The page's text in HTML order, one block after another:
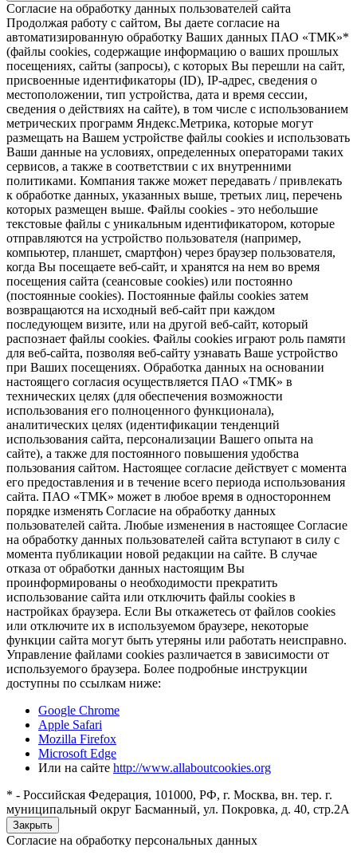
Согласие на обработку данных пользователей сайта
Продолжая работу с сайтом, Вы даете согласие на
автоматизированную обработку Ваших данных ПАО «ТМК»*
(файлы cookies, содержащие информацию о ваших прошлых
посещениях, сайты (запросы), с которых Вы перешли на сайт,
присвоенные идентификаторы (ID), IP-адрес, сведения о
местоположении, тип устройства, дата и время сессии,
сведения о действиях на сайте), в том числе с использованием
метрических программ Яндекс.Метрика, которые могут
размещать на Вашем устройстве файлы cookies и использовать
Ваши данные на условиях, определенных операторами таких
сервисов, а также в соответствии с их внутренними
политиками. Компания также может передавать / привлекать
к обработке данных, указанных выше, третьих лиц, перечень
которых размещен выше. Файлы cookies - это небольшие
текстовые файлы с уникальным идентификатором, которые
отправляются на устройство пользователя (например,
компьютер, планшет, смартфон) через браузер пользователя,
когда Вы посещаете веб-сайт, и хранятся на нем во время
посещения сайта (сеансовые cookies) или постоянно
(постоянные cookies). Постоянные файлы cookies затем
возвращаются на исходный веб-сайт при каждом
последующем визите, или на другой веб-сайт, который
распознает файлы cookies. Файлы cookies играют роль памяти
для веб-сайта, позволяя веб-сайту узнавать Ваше устройство
при Ваших посещениях. Обработка данных на основании
настоящего согласия осуществляется ПАО «ТМК» в
технических целях (для обеспечения возможности
использования его полноценного функционала),
аналитических целях (идентификации тенденций
использования сайта, персонализации Вашего опыта на
сайте), а также для постоянного повышения удобства
пользования сайтом. Настоящее согласие действует с момента
его предоставления и в течение всего периода использования
сайта. ПАО «ТМК» может в любое время в одностороннем
порядке изменять Согласие на обработку данных
пользователей сайта. Любые изменения в настоящее Согласие
на обработку данных пользователей сайта вступают в силу с
момента публикации новой редакции на сайте. В случае
отказа от обработки данных настоящим Вы
проинформированы о необходимости прекратить
использование сайта или отключить файлы cookies в
настройках браузера. Если Вы откажетесь от файлов cookies
или отключите их в используемом браузере, некоторые
функции сайта могут быть утеряны или работать неисправно.
Управление файлами cookies различается в зависимости от
используемого браузера. Более подробные инструкции
доступны по ссылкам ниже:
Google Chrome
Apple Safari
Mozilla Firefox
Microsoft Edge
Или на сайте http://www.allaboutcookies.org
* - Российская Федерация, 101000, РФ, г. Москва, вн. тер. г.
муниципальный округ Басманный, ул. Покровка, д. 40, стр.2А
Закрыть
Согласие на обработку персональных данных